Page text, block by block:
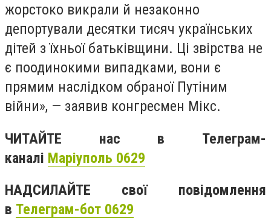
жорстоко викрали й незаконно
депортували десятки тисяч українських
дітей з їхньої батьківщини. Ці звірства не
є поодинокими випадками, вони є
прямим наслідком обраної Путіним
війни», — заявив конгресмен Мікс.
ЧИТАЙТЕ нас в Телеграм-
каналі Маріуполь 0629
НАДСИЛАЙТЕ свої повідомлення
в Телеграм-бот 0629